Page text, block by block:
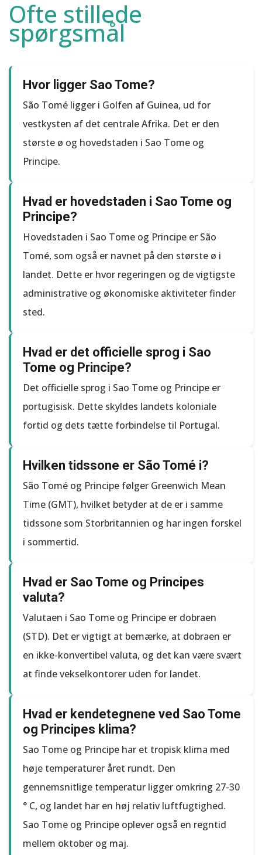
Ofte stillede
spørgsmål
Hvor ligger Sao Tome?
São Tomé ligger i Golfen af Guinea, ud for
vestkysten af ​​det centrale Afrika. Det er den
største ø og hovedstaden i Sao Tome og
Principe.
Hvad er hovedstaden i Sao Tome og
Principe?
Hovedstaden i Sao Tome og Principe er São
Tomé, som også er navnet på den største ø i
landet. Dette er hvor regeringen og de vigtigste
administrative og økonomiske aktiviteter finder
sted.
Hvad er det officielle sprog i Sao
Tome og Principe?
Det officielle sprog i Sao Tome og Principe er
portugisisk. Dette skyldes landets koloniale
fortid og dets tætte forbindelse til Portugal.
Hvilken tidssone er São Tomé i?
São Tomé og Principe følger Greenwich Mean
Time (GMT), hvilket betyder at de er i samme
tidssone som Storbritannien og har ingen forskel
i sommertid.
Hvad er Sao Tome og Principes
valuta?
Valutaen i Sao Tome og Principe er dobraen
(STD). Det er vigtigt at bemærke, at dobraen er
en ikke-konvertibel valuta, og det kan være svært
at finde vekselkontorer uden for landet.
Hvad er kendetegnene ved Sao Tome
og Principes klima?
Sao Tome og Principe har et tropisk klima med
høje temperaturer året rundt. Den
gennemsnitlige temperatur ligger omkring 27-30
° C, og landet har en høj relativ luftfugtighed.
Sao Tome og Principe oplever også en regntid
mellem oktober og maj.